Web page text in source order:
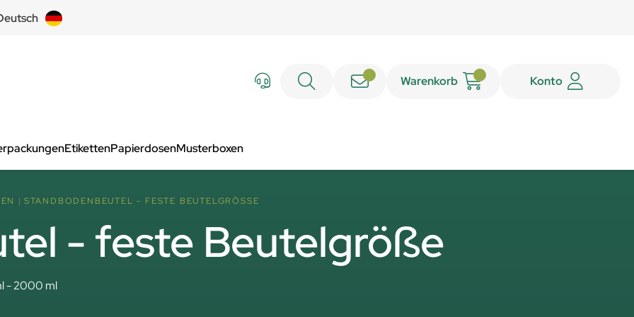
Warenkorb Konto
EtikettenPapierdosenMusterboxen
STANDBODENBEUTEL - FESTE BEUTELGRÖSSE
- feste Beutelgröße
- 2000 ml